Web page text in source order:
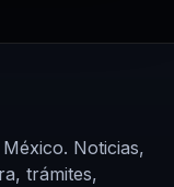
Noticias,
trámites,